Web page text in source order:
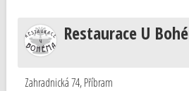
Restaurace U
Zahradnická 74,Příbram